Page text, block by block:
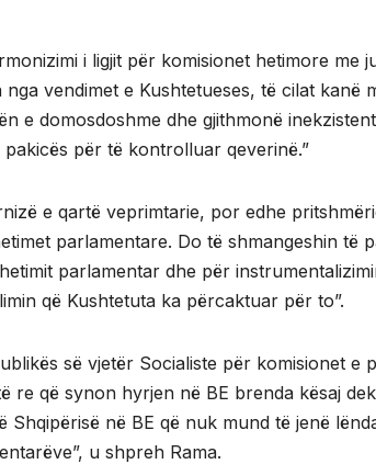
i ligjit për komisionet hetimore me
vendimet e Kushtetueses, të cilat kanë
e domosdoshme dhe gjithmonë
për të kontrolluar qeverinë.”
e qartë veprimtarie, por edhe
parlamentare. Do të shmangeshin të
parlamentar dhe për
që Kushtetuta ka përcaktuar për to”.
së vjetër Socialiste për komisionet
re që synon hyrjen në BE brenda kësaj
në BE që nuk mund të jenë
u shpreh Rama.